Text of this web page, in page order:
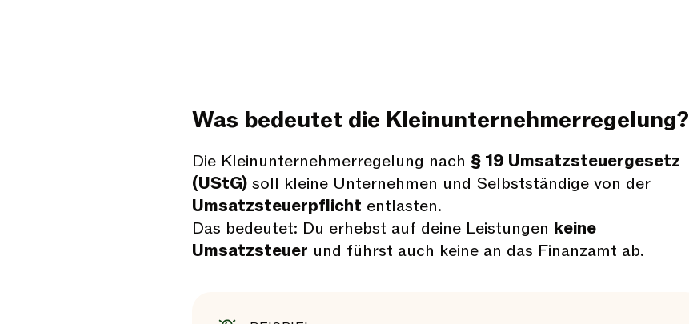
Was bedeutet die Kleinunternehmerregelung?
Die Kleinunternehmerregelung nach § 19 Umsatzsteuergesetz
(UStG) soll kleine Unternehmen und Selbstständige von der
Umsatzsteuerpflicht entlasten.
Das bedeutet: Du erhebst auf deine Leistungen keine
Umsatzsteuer und führst auch keine an das Finanzamt ab.